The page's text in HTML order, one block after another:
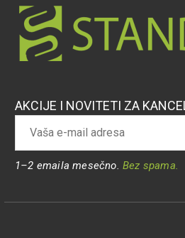
AKCIJE I NOVITETI ZA
1–2 emaila mesečno. Bez spama.